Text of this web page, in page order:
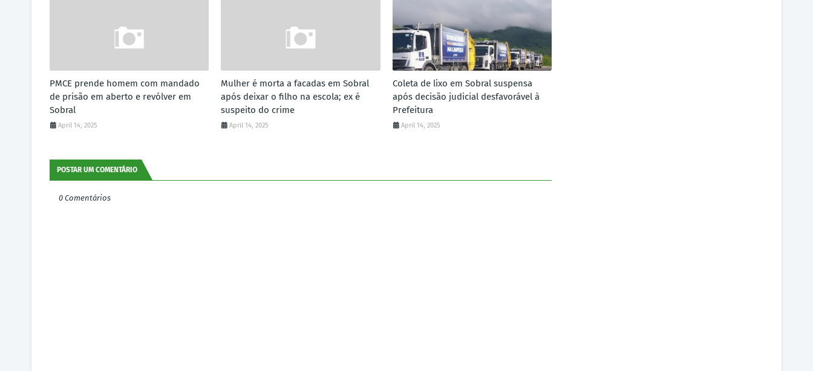
PMCE prende homem com mandado
de prisão em aberto e revólver em
Sobral
April 14, 2025
Mulher é morta a facadas em Sobral
após deixar o filho na escola; ex é
suspeito do crime
April 14, 2025
Coleta de lixo em Sobral suspensa
após decisão judicial desfavorável à
Prefeitura
April 14, 2025
POSTAR UM COMENTÁRIO
0 Comentários